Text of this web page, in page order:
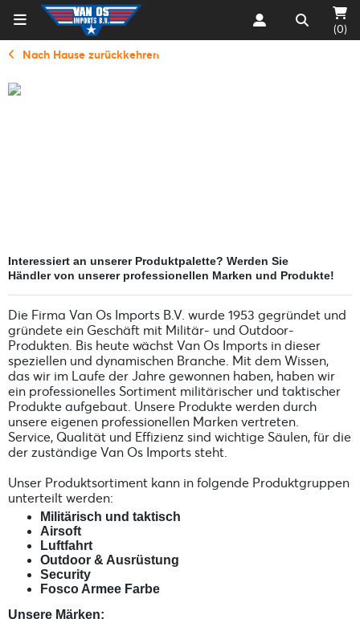
(0)
Nach Hause zurückkehren
Interessiert an unserer Produktpalette? Werden Sie
Händler von unserer professionellen Marken und Produkte!
Die Firma Van Os Imports B.V. wurde 1953 gegründet und
gründete ein Geschäft mit Militär- und Outdoor-
Produkten. Bis heute wächst Van Os Imports in dieser
speziellen und dynamischen Branche. Mit dem Wissen,
das wir im Laufe der Jahre gewonnen haben, haben wir
ein professionelles Sortiment militärischer und taktischer
Produkte aufgebaut. Unsere Produkte werden durch
unsere eigenen professionellen Marken vertreten.
Service, Qualität und Effizienz sind wichtige Säulen, für die
der zuständige Van Os Imports steht.
Unser Produktsortiment kann in folgende Produktgruppen
unterteilt werden:
Militärisch und taktisch
Airsoft
Luftfahrt
Outdoor & Ausrüstung
Security
Fosco Armee Farbe
Unsere Märken: